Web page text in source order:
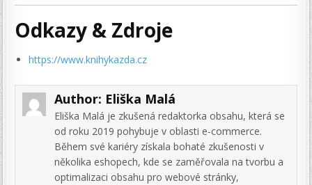
Odkazy & Zdroje
https://www.knihykazda.cz
Author: Eliška Malá
Eliška Malá je zkušená redaktorka obsahu, která se
od roku 2019 pohybuje v oblasti e-commerce.
Během své kariéry získala bohaté zkušenosti v
několika eshopech, kde se zaměřovala na tvorbu a
optimalizaci obsahu pro webové stránky,